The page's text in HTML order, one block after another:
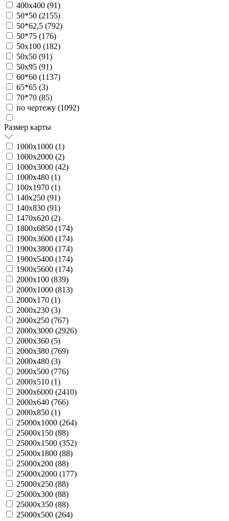
400х400 (91)
50*50 (2155)
50*62,5 (792)
50*75 (176)
50х100 (182)
50х50 (91)
50х95 (91)
60*60 (1137)
65*65 (3)
70*70 (85)
по чертежу (1092)
Размер карты
1000х1000 (1)
1000х2000 (2)
1000х3000 (42)
1000х480 (1)
100х1970 (1)
140х250 (91)
140х830 (91)
1470х620 (2)
1800х6850 (174)
1900х3600 (174)
1900х3800 (174)
1900х5400 (174)
1900х5600 (174)
2000х100 (839)
2000х1000 (813)
2000х170 (1)
2000х230 (3)
2000х250 (767)
2000х3000 (2926)
2000х360 (5)
2000х380 (769)
2000х480 (3)
2000х500 (776)
2000х510 (1)
2000х6000 (2410)
2000х640 (766)
2000х850 (1)
25000х1000 (264)
25000х150 (88)
25000х1500 (352)
25000х1800 (88)
25000х200 (88)
25000х2000 (177)
25000х250 (88)
25000х300 (88)
25000х350 (88)
25000х500 (264)